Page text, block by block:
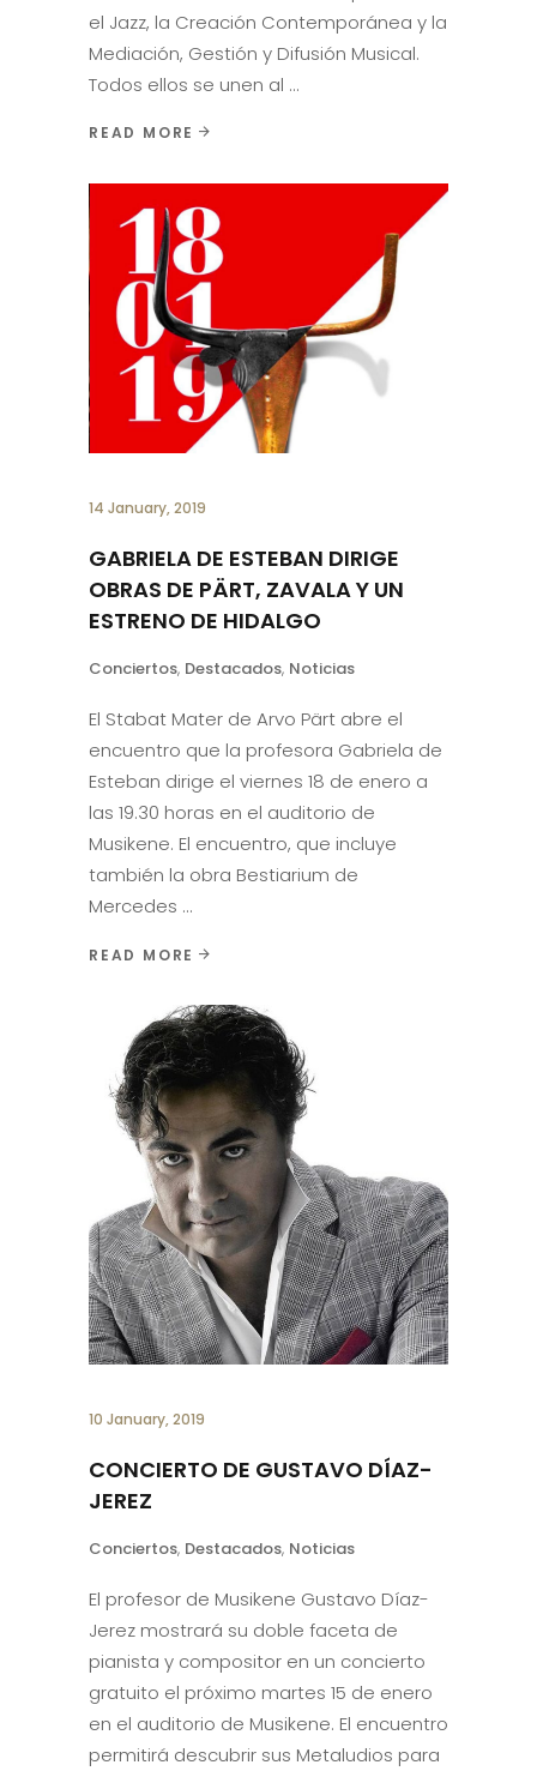
el Jazz, la Creación Contemporánea y la
Mediación, Gestión y Difusión Musical.
Todos ellos se unen al
READ MORE
14 January, 2019
GABRIELA DE ESTEBAN DIRIGE
OBRAS DE PÄRT, ZAVALA Y UN
ESTRENO DE HIDALGO
Conciertos, Destacados, Noticias
El Stabat Mater de Arvo Pärt abre el
encuentro que la profesora Gabriela de
Esteban dirige el viernes 18 de enero a
las 19.30 horas en el auditorio de
Musikene. El encuentro, que incluye
también la obra Bestiarium de
Mercedes
READ MORE
10 January, 2019
CONCIERTO DE GUSTAVO DÍAZ-
JEREZ
Conciertos, Destacados, Noticias
El profesor de Musikene Gustavo Díaz-
Jerez mostrará su doble faceta de
pianista y compositor en un concierto
gratuito el próximo martes 15 de enero
en el auditorio de Musikene. El encuentro
permitirá descubrir sus Metaludios para